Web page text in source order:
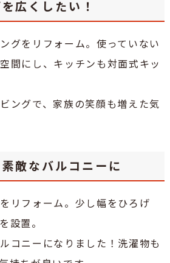
広くしたい！
グをリフォーム。使っていない
間にし、キッチンも対面式キッ
ングで、家族の笑顔も増えた気
敵なバルコニーに
リフォーム。少し幅をひろげ
設置。
コニーになりました！洗濯物も